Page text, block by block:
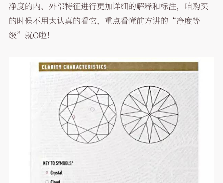
净度的内、外部特征进行更加详细的解释和标注，咱购买
的时候不用太认真的看它，重点看懂前方讲的“净度等
级”就O啦！